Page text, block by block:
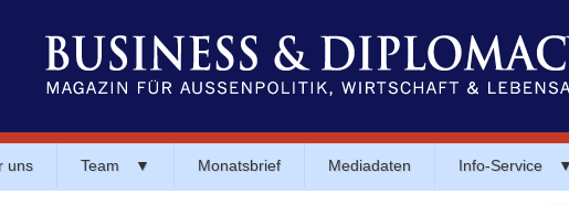
uns Team ▼ Monatsbrief Mediadaten Info-Service